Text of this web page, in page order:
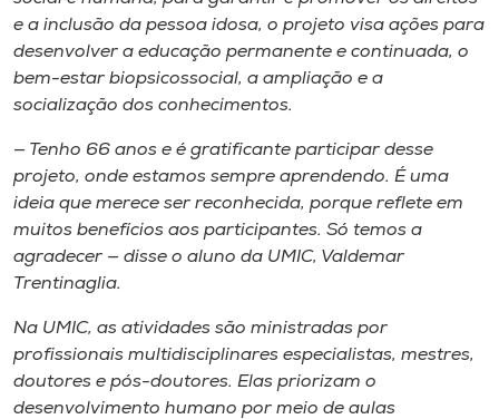
e a inclusão da pessoa idosa, o projeto visa ações para
desenvolver a educação permanente e continuada, o
bem-estar biopsicossocial, a ampliação e a
socialização dos conhecimentos.
— Tenho 66 anos e é gratificante participar desse
projeto, onde estamos sempre aprendendo. É uma
ideia que merece ser reconhecida, porque reflete em
muitos benefícios aos participantes. Só temos a
agradecer — disse o aluno da UMIC, Valdemar
Trentinaglia.
Na UMIC, as atividades são ministradas por
profissionais multidisciplinares especialistas, mestres,
doutores e pós-doutores. Elas priorizam o
desenvolvimento humano por meio de aulas